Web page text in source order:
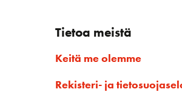
Tietoa meistä
Keitä me olemme
Rekisteri- ja